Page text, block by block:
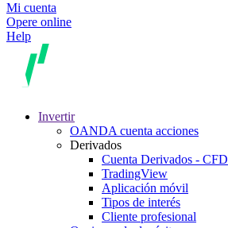
Mi cuenta
Opere online
Help
Invertir
OANDA cuenta acciones
Derivados
Cuenta Derivados - CFD
TradingView
Aplicación móvil
Tipos de interés
Cliente profesional